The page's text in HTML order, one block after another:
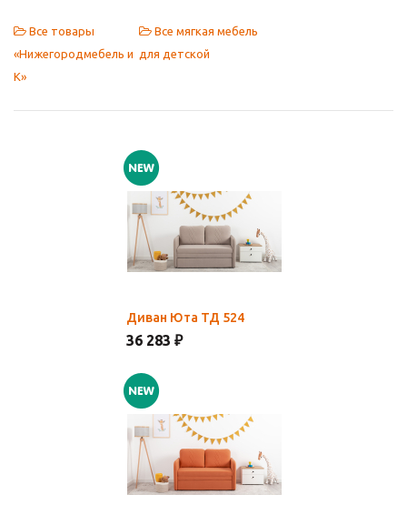
Все товары
«Нижегородмебель и
К»
Все мягкая мебель
для детской
Диван Юта ТД 524
36 283 ₽